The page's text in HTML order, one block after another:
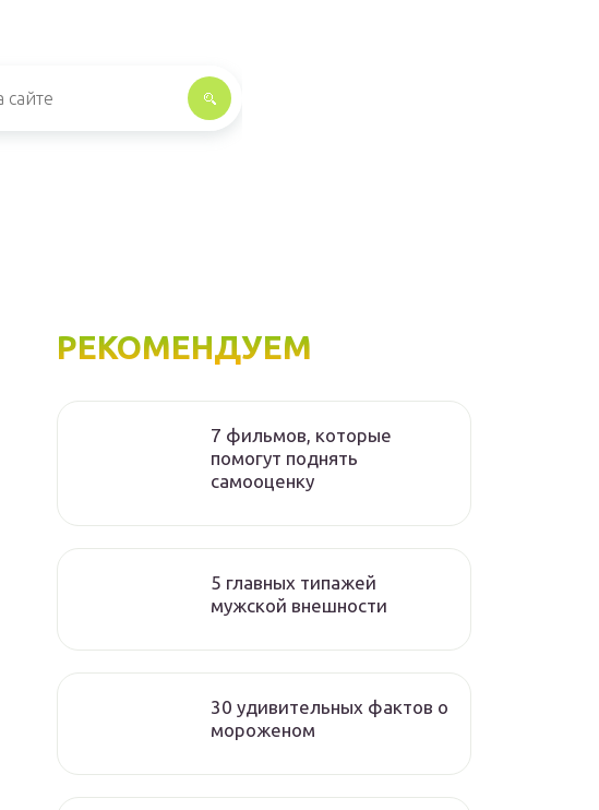
РЕКОМЕНДУЕМ
7 фильмов, которые
помогут поднять
самооценку
5 главных типажей
мужской внешности
30 удивительных фактов о
мороженом